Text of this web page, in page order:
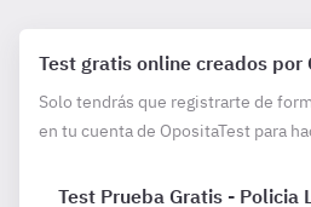
Test gratis online creados por
Solo tendrás que registrarte de
en tu cuenta de OpositaTest para
Test Prueba Gratis - Policia